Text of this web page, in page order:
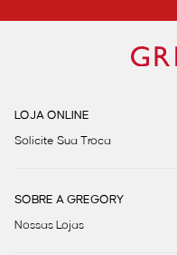
LOJA ONLINE
Solicite Sua Troca
SOBRE A GREGORY
Nossas Lojas